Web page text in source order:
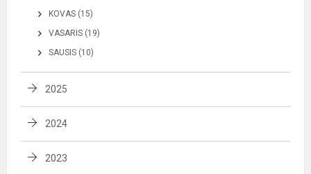
KOVAS (15)
VASARIS (19)
SAUSIS (10)
2025
2024
2023